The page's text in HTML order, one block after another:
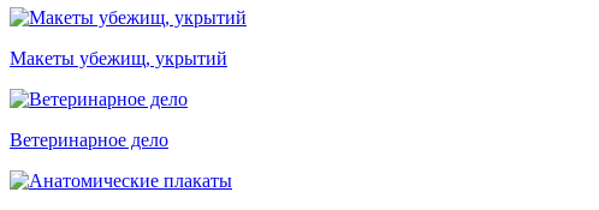
Макеты убежищ, укрытий
Ветеринарное дело